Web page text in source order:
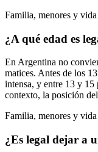
Familia, menores y vida
¿A qué edad es
En Argentina no
matices. Antes de los
intensa, y entre 13 y 15
contexto, la posición
Familia, menores y vida
¿Es legal dejar a